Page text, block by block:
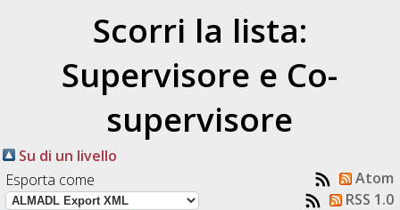
Scorri la lista:
Supervisore e Co-
supervisore
Su di un livello
Esporta come
Atom
RSS 1.0